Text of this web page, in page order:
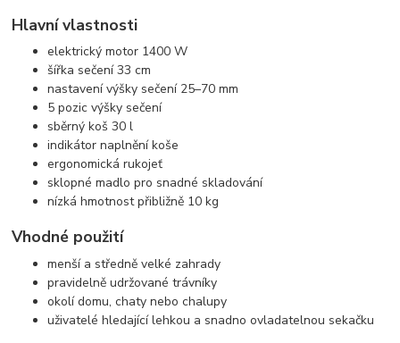
Hlavní vlastnosti
elektrický motor 1400 W
šířka sečení 33 cm
nastavení výšky sečení 25–70 mm
5 pozic výšky sečení
sběrný koš 30 l
indikátor naplnění koše
ergonomická rukojeť
sklopné madlo pro snadné skladování
nízká hmotnost přibližně 10 kg
Vhodné použití
menší a středně velké zahrady
pravidelně udržované trávníky
okolí domu, chaty nebo chalupy
uživatelé hledající lehkou a snadno ovladatelnou sekačku